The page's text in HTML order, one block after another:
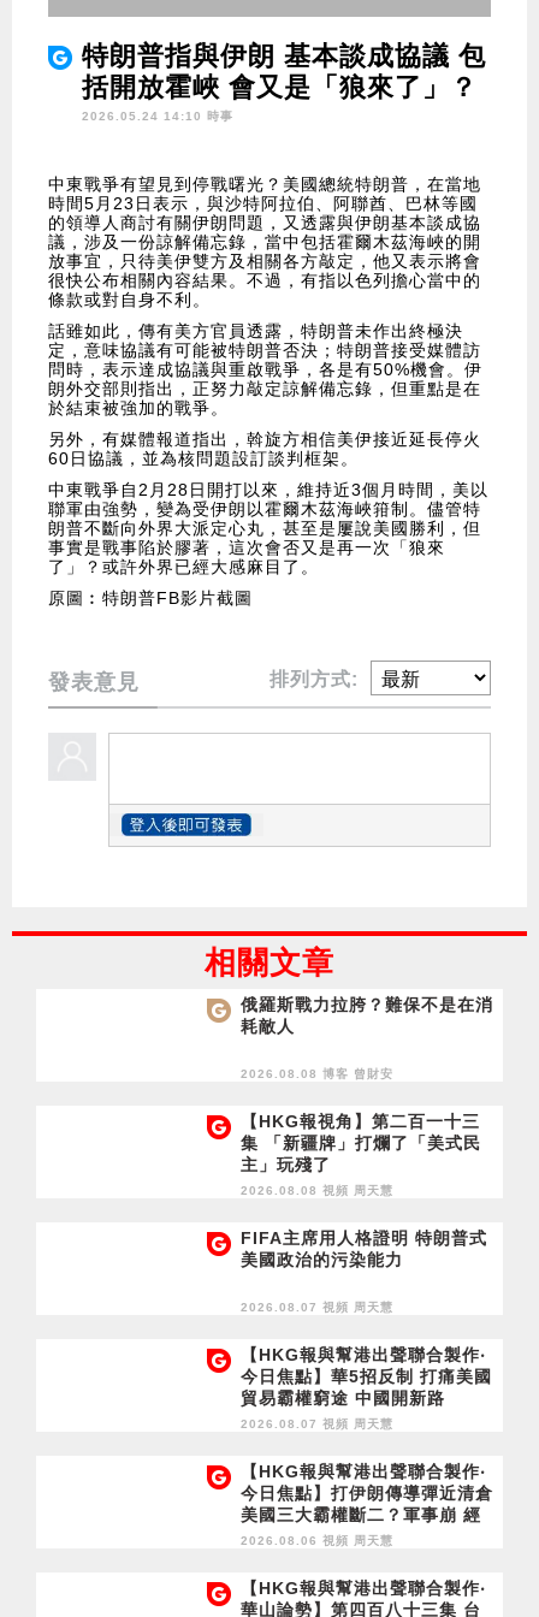
特朗普指與伊朗 基本談成協議 包
括開放霍峽 會又是「狼來了」？
2026.05.24 14:10 時事
中東戰爭有望見到停戰曙光？美國總統特朗普，在當地
時間5月23日表示，與沙特阿拉伯、阿聯酋、巴林等國
的領導人商討有關伊朗問題，又透露與伊朗基本談成協
議，涉及一份諒解備忘錄，當中包括霍爾木茲海峽的開
放事宜，只待美伊雙方及相關各方敲定，他又表示將會
很快公布相關內容結果。不過，有指以色列擔心當中的
條款或對自身不利。
話雖如此，傳有美方官員透露，特朗普未作出終極決
定，意味協議有可能被特朗普否決；特朗普接受媒體訪
問時，表示達成協議與重啟戰爭，各是有50%機會。伊
朗外交部則指出，正努力敲定諒解備忘錄，但重點是在
於結束被強加的戰爭。
另外，有媒體報道指出，斡旋方相信美伊接近延長停火
60日協議，並為核問題設訂談判框架。
中東戰爭自2月28日開打以來，維持近3個月時間，美以
聯軍由強勢，變為受伊朗以霍爾木茲海峽箝制。儘管特
朗普不斷向外界大派定心丸，甚至是屢說美國勝利，但
事實是戰事陷於膠著，這次會否又是再一次「狼來
了」？或許外界已經大感麻目了。
原圖︰特朗普FB影片截圖
發表意見 排列方式:
相關文章
俄羅斯戰力拉胯？難保不是在消
耗敵人
2026.08.08 博客 曾財安
【HKG報視角】第二百一十三
集 「新疆牌」打爛了「美式民
主」玩殘了
2026.08.08 視頻 周天慧
FIFA主席用人格證明 特朗普式
美國政治的污染能力
2026.08.07 視頻 周天慧
【HKG報與幫港出聲聯合製作‧
今日焦點】華5招反制 打痛美國
貿易霸權窮途 中國開新路
2026.08.07 視頻 周天慧
【HKG報與幫港出聲聯合製作‧
今日焦點】打伊朗傳導彈近清倉
美國三大霸權斷二？軍事崩 經
濟損
2026.08.06 視頻 周天慧
【HKG報與幫港出聲聯合製作‧
華山論勢】第四百八十三集 台